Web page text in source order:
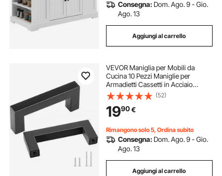
Consegna: Dom. Ago. 9 - Gio.
Ago. 13
Aggiungi al carrello
VEVOR Maniglia per Mobili da
Cucina 10 Pezzi Maniglie per
Armadietti Cassetti in Acciaio
Inossidabile Distanza Fori Centrali
76mm, Maniglie Quadrate Moderne
per Cassetti da Cucina Bagno, Nero
Opaco
(52)
1990€
Rimangono solo 5, Ordina subito
Consegna: Dom. Ago. 9 - Gio.
Ago. 13
Aggiungi al carrello